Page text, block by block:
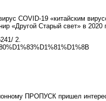
COVID-19 «китайским
«Другой Старый свет» в 2020
2.
ПРОПУСК пришел